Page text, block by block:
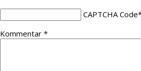
CAPTCHA Code
Kommentar *